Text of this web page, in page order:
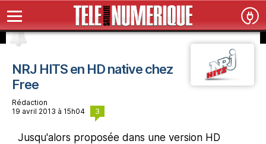
NRJ HITS en HD native chez
Free
Rédaction
19 avril 2013 à 15h04
3
Jusqu'alors proposée dans une version HD